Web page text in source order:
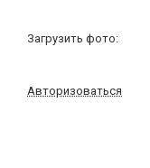
Загрузить фото:
Авторизоваться